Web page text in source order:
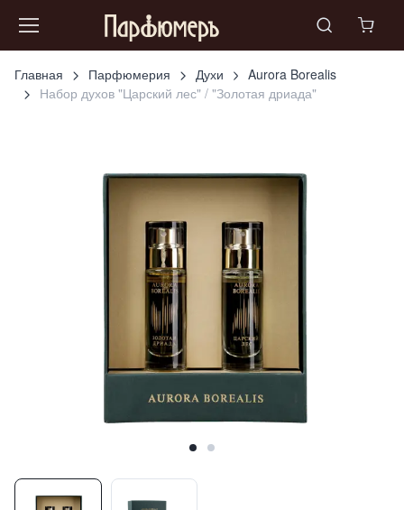
Главная Парфюмерия Духи
Aurora Borealis
Набор духов "Царский лес" / "Золотая дриада"